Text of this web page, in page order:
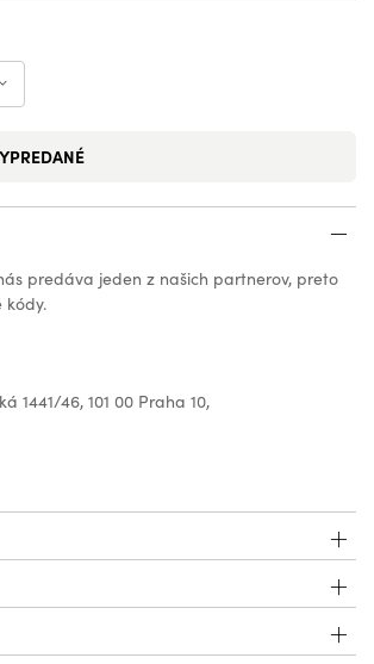
predáva jeden z našich partnerov, preto
kódy.
1441/46, 101 00 Praha 10,